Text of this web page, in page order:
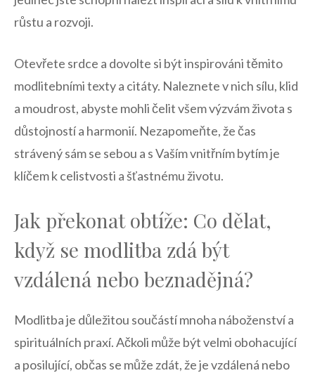
růstu a ​rozvoji.
Otevřete srdce‍ a dovolte si ⁣být⁤ inspirováni těmito
modlitebními texty‌ a citáty. Naleznete v nich⁤ sílu, klid
a⁣ moudrost, abyste mohli čelit všem⁢ výzvám života s
důstojností a harmonií. Nezapomeňte, že čas
strávený sám se sebou a s Vaším vnitřním ⁢bytím je
klíčem k⁣ celistvosti ⁣a šťastnému životu.
Jak překonat obtíže: Co⁣ dělat,⁣
když se modlitba ⁤zdá být
vzdálená nebo beznadějná?
Modlitba⁣ je důležitou ‍součástí‌ mnoha ‌náboženství a
‍spirituálních praxí. Ačkoli může být velmi obohacující
a ‍posilující, občas se může zdát,⁢ že‌ je vzdálená‍ nebo